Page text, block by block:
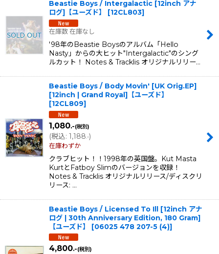
Beastie Boys / Intergalactic [12inch アナ
ログ]【ユーズド】
[12CL803]
在庫数 在庫なし
'98年のBeastie Boysのアルバム「Hello
Nasty」からの大ヒット"Intergalactic"のシング
ルカット！ Notes & Tracklis オリジナルリリー…
Beastie Boys / Body Movin' [UK Orig.EP]
[12inch | Grand Royal]【ユーズド】
[12CL809]
1,080.-(税別)
(税込: 1,188.-)
在庫わずか
クラブヒット！！1998年の英国盤。Kut Masta
KurtとFatboy Slimのバージョンを収録！
Notes & Tracklis オリジナルリリース/ディスクリ
リース: …
Beastie Boys / Licensed To Ill [12inch アナ
ログ | 30th Anniversary Edition, 180 Gram]
【ユーズド】
[06025 478 207-5 (4)]
4,800.-(税別)